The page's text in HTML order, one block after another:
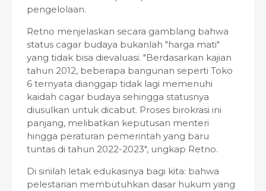
pengelolaan.
Retno menjelaskan secara gamblang bahwa
status cagar budaya bukanlah "harga mati"
yang tidak bisa dievaluasi. "Berdasarkan kajian
tahun 2012, beberapa bangunan seperti Toko
6 ternyata dianggap tidak lagi memenuhi
kaidah cagar budaya sehingga statusnya
diusulkan untuk dicabut. Proses birokrasi ini
panjang, melibatkan keputusan menteri
hingga peraturan pemerintah yang baru
tuntas di tahun 2022-2023", ungkap Retno.
Di sinilah letak edukasinya bagi kita: bahwa
pelestarian membutuhkan dasar hukum yang